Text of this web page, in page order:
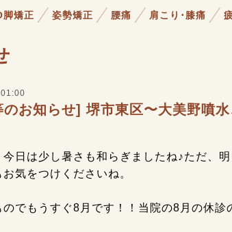
脚矯正 姿勢矯正 腰痛 肩こり･膝痛
のお知らせ] 堺市東区〜大美野噴
今日は少し暑さも和らぎましたね♪ただ、
気をつけくださいね。
のでもうすぐ8月です！！当院の8月の休診